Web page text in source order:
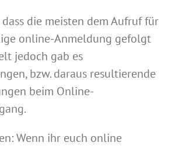
die meisten dem Aufruf für
online-Anmeldung gefolgt
jedoch gab es
bzw. daraus resultierende
beim Online-
Wenn ihr euch online